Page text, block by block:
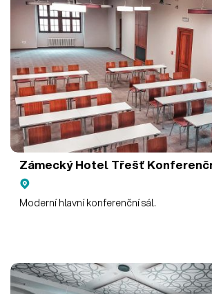
Zámecký Hotel Třešť
Moderní hlavní konferenční sál.